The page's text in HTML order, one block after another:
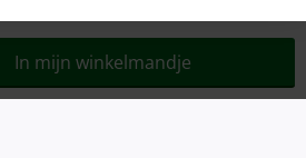
In mijn winkelmandje